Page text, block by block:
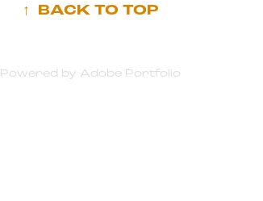
↑ BACK TO TOP
Powered by Adobe Portfolio